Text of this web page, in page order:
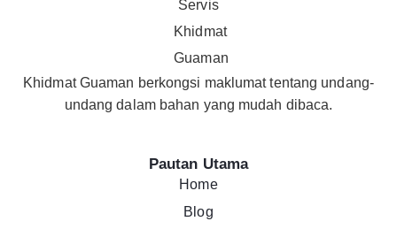
Khidmat Guaman berkongsi maklumat tentang undang-
undang dalam bahan yang mudah dibaca.
Pautan Utama
Home
Blog